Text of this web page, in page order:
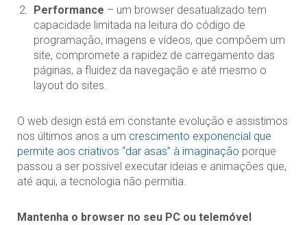
Performance – um browser desatualizado tem
capacidade limitada na leitura do código de
programação, imagens e vídeos, que compõem um
site, compromete a rapidez de carregamento das
páginas, a fluidez da navegação e até mesmo o
layout do sites.
O web design está em constante evolução e assistimos
nos últimos anos a um crescimento exponencial que
permite aos criativos “dar asas” à imaginação porque
passou a ser possível executar ideias e animações que,
até aqui, a tecnologia não permitia.
Mantenha o browser no seu PC ou telemóvel